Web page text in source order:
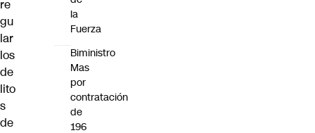
re
gu
lar
los
de
lito
s
de
la
Fuerza
Biministro
Mas
por
contratación
de
196